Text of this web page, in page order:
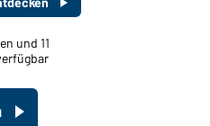
und 11